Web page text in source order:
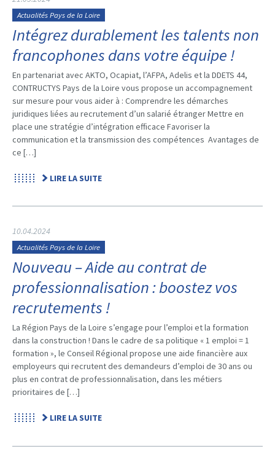
Actualités Pays de la Loire
Intégrez durablement les talents non
francophones dans votre équipe !
En partenariat avec AKTO, Ocapiat, l’AFPA, Adelis et la DDETS 44,
CONTRUCTYS Pays de la Loire vous propose un accompagnement
sur mesure pour vous aider à : Comprendre les démarches
juridiques liées au recrutement d’un salarié étranger Mettre en
place une stratégie d’intégration efficace Favoriser la
communication et la transmission des compétences Avantages de
ce […]
LIRE LA SUITE
10.04.2024
Actualités Pays de la Loire
Nouveau – Aide au contrat de
professionnalisation : boostez vos
recrutements !
La Région Pays de la Loire s’engage pour l’emploi et la formation
dans la construction ! Dans le cadre de sa politique « 1 emploi = 1
formation », le Conseil Régional propose une aide financière aux
employeurs qui recrutent des demandeurs d’emploi de 30 ans ou
plus en contrat de professionnalisation, dans les métiers
prioritaires de […]
LIRE LA SUITE